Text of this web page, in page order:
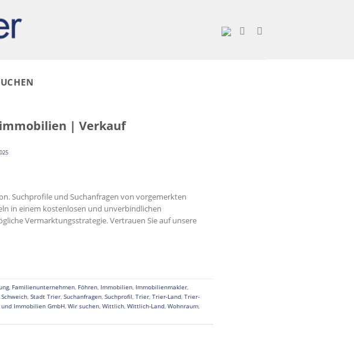
| Verkauf
Suchprofile und Suchanfragen von vorgemerkten
in einem kostenlosen und unverbindlichen
Vermarktungsstrategie. Vertrauen Sie auf unsere
, Familienunternehmen, Föhren, Immobilien, Immobilienmakler,
, Stadt Trier, Suchanfragen, Suchprofil, Trier, Trier-Land, Trier-
und Immobilien GmbH, Wir suchen, Wittlich, Wittlich-Land, Wohnraum,